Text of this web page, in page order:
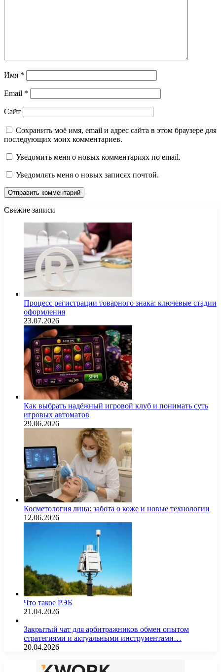
Имя *
Email *
Сайт
Сохранить моё имя, email и адрес сайта в этом браузере для
последующих моих комментариев.
Уведомить меня о новых комментариях по email.
Уведомлять меня о новых записях почтой.
Свежие записи
Процесс регистрации товарного знака: ключевые стадии
оформления
23.07.2026
Как выбрать надёжный игровой клуб и понимать суть
игровых автоматов
29.06.2026
Косметология лица: забота о коже и новые технологии
12.06.2026
Что такое РЭБ
21.04.2026
Закрытый чат для арбитражников обмен опытом
стратегиями и актуальными инструментами…
20.04.2026